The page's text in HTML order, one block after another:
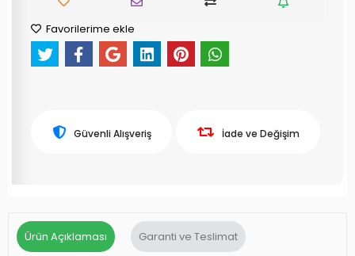
Favorilerime ekle
Güvenli Alışveriş İade ve Değişim
Ürün Açıklaması Garanti ve Teslimat